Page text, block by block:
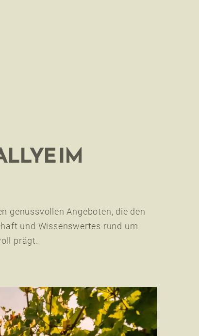
IM
genussvollen Angeboten, die den
und Wissenswertes rund um
prägt.